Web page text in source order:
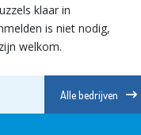
klaar in
is niet nodig,
welkom.
Alle bedrijven